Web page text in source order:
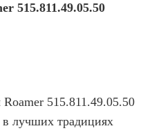
515.811.49.05.50
515.811.49.05.50
в лучших традициях